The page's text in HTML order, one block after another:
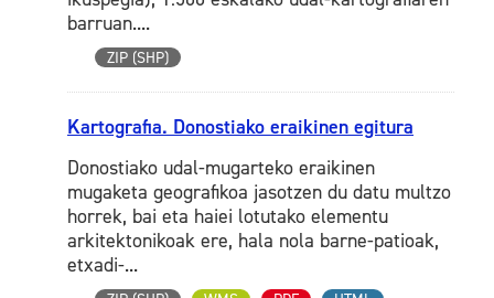
barruan....
ZIP (SHP)
Kartografia. Donostiako eraikinen egitura
Donostiako udal-mugarteko eraikinen
mugaketa geografikoa jasotzen du datu multzo
horrek, bai eta haiei lotutako elementu
arkitektonikoak ere, hala nola barne-patioak,
etxadi-...